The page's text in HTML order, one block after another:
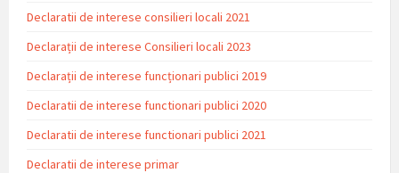
Declaratii de interese consilieri locali 2021
Declarații de interese Consilieri locali 2023
Declarații de interese funcționari publici 2019
Declaratii de interese functionari publici 2020
Declaratii de interese functionari publici 2021
Declaratii de interese primar